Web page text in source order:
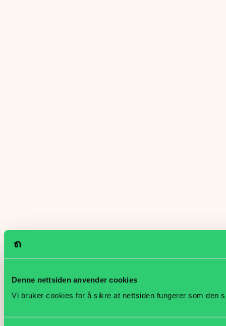
Denne nettsiden anvender cookies
Vi bruker cookies for å sikre at nettsiden fungerer som den